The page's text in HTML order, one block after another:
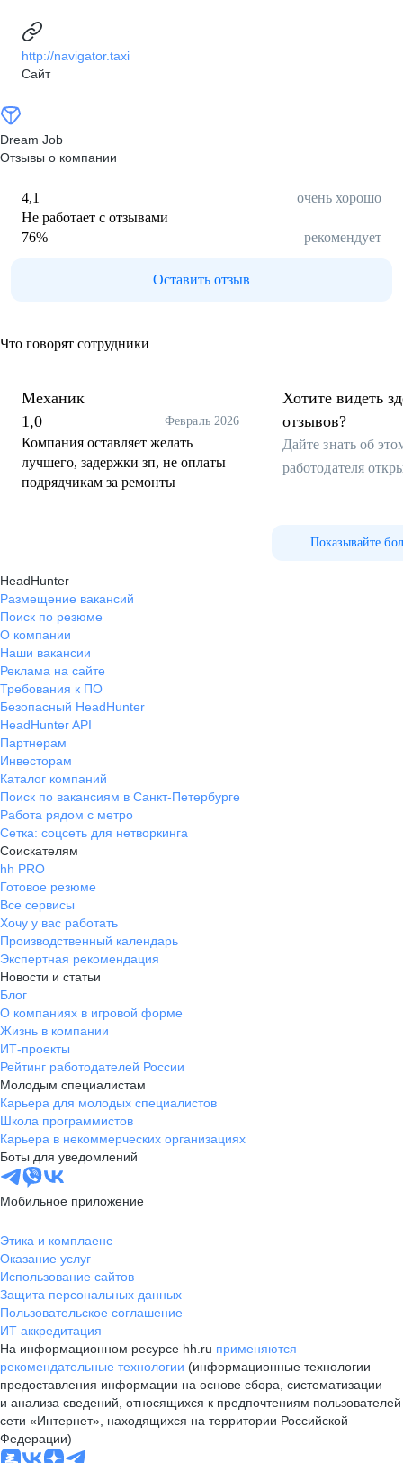
http://navigator.taxi
Сайт
Dream Job
Отзывы о компании
4,1
очень хорошо
Не работает с отзывами
76% рекомендует
Оставить отзыв
Что говорят сотрудники
Механик
1,0
Февраль 2026
Компания оставляет желать
лучшего, задержки зп, не оплаты
подрядчикам за ремонты
Хотите видеть
отзывов?
Дайте знать об
работодателя
Показывайте
HeadHunter
Размещение вакансий
Поиск по резюме
О компании
Наши вакансии
Реклама на сайте
Требования к ПО
Безопасный HeadHunter
HeadHunter API
Партнерам
Инвесторам
Каталог компаний
Поиск по вакансиям в Санкт-Петербурге
Работа рядом с метро
Сетка: соцсеть для нетворкинга
Соискателям
hh PRO
Готовое резюме
Все сервисы
Хочу у вас работать
Производственный календарь
Экспертная рекомендация
Новости и статьи
Блог
О компаниях в игровой форме
Жизнь в компании
ИТ-проекты
Рейтинг работодателей России
Молодым специалистам
Карьера для молодых специалистов
Школа программистов
Карьера в некоммерческих организациях
Боты для уведомлений
Мобильное приложение
Этика и комплаенс
Оказание услуг
Использование сайтов
Защита персональных данных
Пользовательское соглашение
ИТ аккредитация
На информационном ресурсе hh.ru применяются
рекомендательные технологии (информационные технологии
предоставления информации на основе сбора, систематизации
и анализа сведений, относящихся к предпочтениям пользователей
сети «Интернет», находящихся на территории Российской
Федерации)